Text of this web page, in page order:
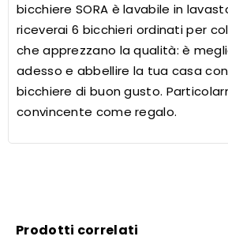
bicchiere SORA è lavabile in
riceverai 6 bicchieri ordinati per
che apprezzano la qualità: è
adesso e abbellire la tua casa
bicchiere di buon gusto.
convincente come regalo.
Prodotti correlati